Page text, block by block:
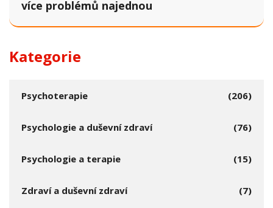
více problémů najednou
Kategorie
Psychoterapie (206)
Psychologie a duševní zdraví (76)
Psychologie a terapie (15)
Zdraví a duševní zdraví (7)